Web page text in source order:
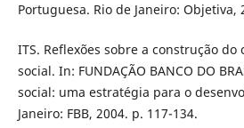
Portuguesa. Rio de Janeiro: Objetiva,
ITS. Reflexões sobre a construção
social. In: FUNDAÇÃO BANCO DO
social: uma estratégia para o
Janeiro: FBB, 2004. p. 117-134.